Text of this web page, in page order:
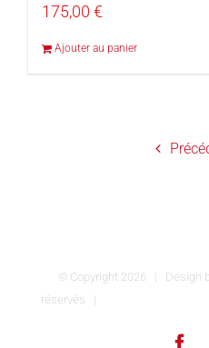
175,00 €
Ajouter au panier
© Copyright 2026 | Design
réservés |